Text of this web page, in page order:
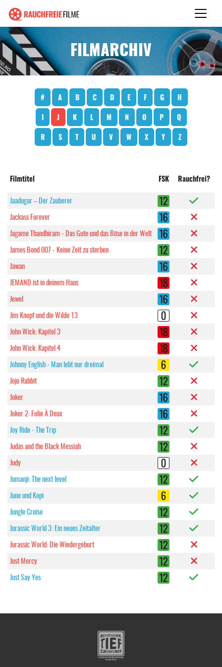
FILMARCHIV
# A B C D E F G
H
I
J K L M N O P
Q
R
S T U V W X Y Z
Filmtitel FSK Rauchfrei?
Jaadugar – Der Zauberer
Jackass Forever
Jagame Thandhiram - Das Gute und das Böse in der Welt
James Bond 007 - Keine Zeit zu sterben
Jawan
JEMAND ist in deinem Haus
Jewel
Jim Knopf und die Wilde 13
John Wick: Kapitel 3
John Wick: Kapitel 4
Johnny English - Man lebt nur dreimal
Jojo Rabbit
Joker
Joker 2: Folie À Deux
Joy Ride - The Trip
Judas and the Black Messiah
Judy
Jumanji: The next level
June und Kopi
Jungle Cruise
Jurassic World 3: Ein neues Zeitalter
Jurassic World: Die Wiedergeburt
Just Mercy
Just Say Yes